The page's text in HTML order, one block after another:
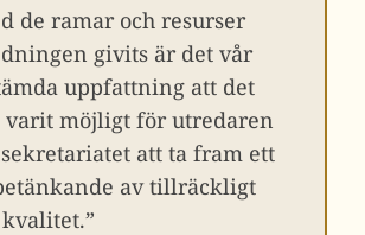
de ramar och resurser
givits är det vår
uppfattning att det
möjligt för utredaren
att ta fram ett
av tillräckligt